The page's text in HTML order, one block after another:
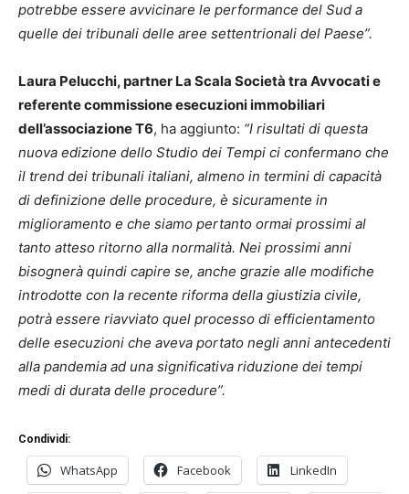
potrebbe essere avvicinare le performance del Sud a
quelle dei tribunali delle aree settentrionali del Paese”.
Laura Pelucchi, partner La Scala Società tra Avvocati e
referente commissione esecuzioni immobiliari
dell’associazione T6, ha aggiunto: “I risultati di questa
nuova edizione dello Studio dei Tempi ci confermano che
il trend dei tribunali italiani, almeno in termini di capacità
di definizione delle procedure, è sicuramente in
miglioramento e che siamo pertanto ormai prossimi al
tanto atteso ritorno alla normalità. Nei prossimi anni
bisognerà quindi capire se, anche grazie alle modifiche
introdotte con la recente riforma della giustizia civile,
potrà essere riavviato quel processo di efficientamento
delle esecuzioni che aveva portato negli anni antecedenti
alla pandemia ad una significativa riduzione dei tempi
medi di durata delle procedure”.
Condividi:
WhatsApp Facebook LinkedIn